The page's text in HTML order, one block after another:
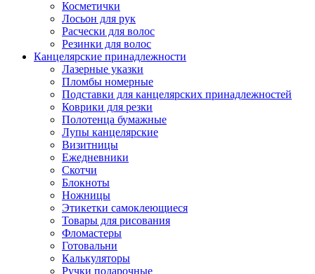
Косметички
Лосьон для рук
Расчески для волос
Резинки для волос
Канцелярские принадлежности
Лазерные указки
Пломбы номерные
Подставки для канцелярских принадлежностей
Коврики для резки
Полотенца бумажные
Лупы канцелярские
Визитницы
Ежедневники
Скотчи
Блокноты
Ножницы
Этикетки самоклеющиеся
Товары для рисования
Фломастеры
Готовальни
Калькуляторы
Ручки подарочные